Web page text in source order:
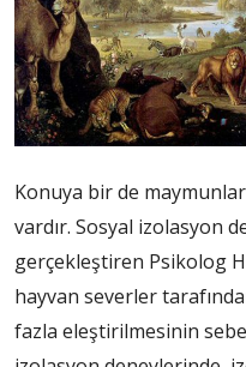
Konuya bir de
vardır. Sosyal izolasyon
gerçekleştiren Psikolog
hayvan severler
fazla eleştirilmesinin